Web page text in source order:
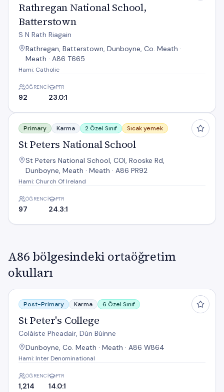
Rathregan National School,
Batterstown
S N Rath Riagain
Rathregan, Batterstown, Dunboyne, Co. Meath ·
Meath · A86 T665
Hami: Catholic
ÖĞRENCI
92
PTR
23.0:1
St Peters National School
Primary Karma 2 Özel Sınıf Sıcak yemek
St Peters National School
St Peters National School, COI, Rooske Rd,
Dunboyne, Meath · Meath · A86 PR92
Hami: Church Of Ireland
ÖĞRENCI
97
PTR
24.3:1
A86 bölgesindeki ortaöğretim
okulları
St Peter's College
Post-Primary Karma 6 Özel Sınıf
St Peter's College
Coláiste Pheadair, Dún Búinne
Dunboyne, Co. Meath · Meath · A86 W864
Hami: Inter Denominational
ÖĞRENCI
1,214
PTR
14.0:1